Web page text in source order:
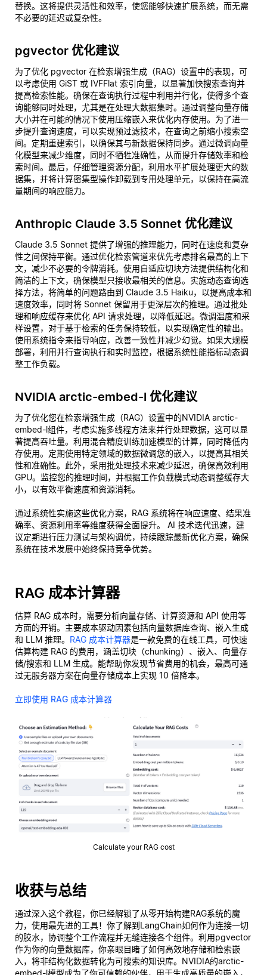
替换。这将提供灵活性和效率，使您能够快速扩展系统，而无需
不必要的延迟或复杂性。
pgvector 优化建议
为了优化 pgvector 在检索增强生成（RAG）设置中的表现，可
以考虑使用 GiST 或 IVFFlat 索引向量，以显著加快搜索查询并
提高检索性能。确保在查询执行过程中利用并行化，使得多个查
询能够同时处理，尤其是在处理大数据集时。通过调整向量存储
大小并在可能的情况下使用压缩嵌入来优化内存使用。为了进一
步提升查询速度，可以实现预过滤技术，在查询之前缩小搜索空
间。定期重建索引，以确保其与新数据保持同步。通过微调向量
化模型来减少维度，同时不牺牲准确性，从而提升存储效率和检
索时间。最后，仔细管理资源分配，利用水平扩展处理更大的数
据集，并将计算密集型操作卸载到专用处理单元，以保持在高流
量期间的响应能力。
Anthropic Claude 3.5 Sonnet 优化建议
Claude 3.5 Sonnet 提供了增强的推理能力，同时在速度和复杂
性之间保持平衡。通过优化检索管道来优先考虑排名最高的上下
文，减少不必要的令牌消耗。使用自适应切块方法提供结构化和
简洁的上下文，确保模型只接收最相关的信息。实施动态查询选
择方法，将简单的问题路由到 Claude 3.5 Haiku，以提高成本和
速度效率，同时将 Sonnet 保留用于更深层次的推理。通过批处
理和响应缓存来优化 API 请求处理，以降低延迟。微调温度和采
样设置，对于基于检索的任务保持较低，以实现确定性的输出。
使用系统指令来指导响应，改善一致性并减少幻觉。如果大规模
部署，利用并行查询执行和实时监控，根据系统性能指标动态调
整工作负载。
NVIDIA arctic-embed-l 优化建议
为了优化您在检索增强生成（RAG）设置中的NVIDIA arctic-
embed-l组件，考虑实施多线程方法来并行处理数据，这可以显
著提高吞吐量。利用混合精度训练加速模型的计算，同时降低内
存使用。定期使用特定领域的数据微调您的嵌入，以提高其相关
性和准确性。此外，采用批处理技术来减少延迟，确保高效利用
GPU。监控您的推理时间，并根据工作负载模式动态调整缓存大
小，以有效平衡速度和资源消耗。
通过系统性实施这些优化方案，RAG 系统将在响应速度、结果准
确率、资源利用率等维度获得全面提升。 AI 技术迭代迅速，建
议定期进行压力测试与架构调优，持续跟踪最新优化方案，确保
系统在技术发展中始终保持竞争优势。
RAG 成本计算器
估算 RAG 成本时，需要分析向量存储、计算资源和 API 使用等
方面的开销。主要成本驱动因素包括向量数据库查询、嵌入生成
和 LLM 推理。 RAG 成本计算器是一款免费的在线工具，可快速
估算构建 RAG 的费用，涵盖切块（chunking）、嵌入、向量存
储/搜索和 LLM 生成。能帮助你发现节省费用的机会，最高可通
过无服务器方案在向量存储成本上实现 10 倍降本。
立即使用 RAG 成本计算器
Calculate your RAG cost
收获与总结
通过深入这个教程，你已经解锁了从零开始构建RAG系统的魔
力，使用最先进的工具！你了解到LangChain如何作为连接一切
的胶水，协调整个工作流程并无缝连接各个组件。利用pgvector
作为你的向量数据库，你亲眼目睹了如何高效地存储和检索嵌
入，将非结构化数据转化为可搜索的知识库。NVIDIA的arctic-
embed-l模型成为了你可信赖的伙伴，用于生成高质量的嵌入，